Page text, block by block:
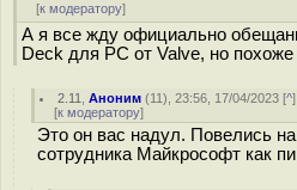
[к модератору]
А я все жду официально
Deck для PC от Valve, но
2.11 ,Аноним (11), 23:56, 17/04/2023 [^
[к модератору]
Это он вас надул. Повелись
сотрудника Майкрософт как